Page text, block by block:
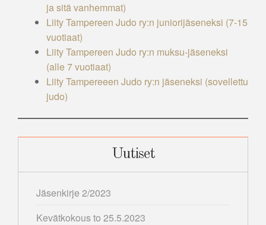
ja sitä vanhemmat)
Liity Tampereen Judo ry:n juniorijäseneksi (7-15
vuotiaat)
Liity Tampereen Judo ry:n muksu-jäseneksi
(alle 7 vuotiaat)
Liity Tampereeen Judo ry:n jäseneksi (sovellettu
judo)
Uutiset
Jäsenkirje 2/2023
Kevätkokous to 25.5.2023